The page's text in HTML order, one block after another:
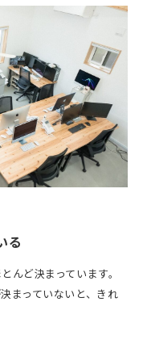
る
んど決まっています。
まっていないと、きれ